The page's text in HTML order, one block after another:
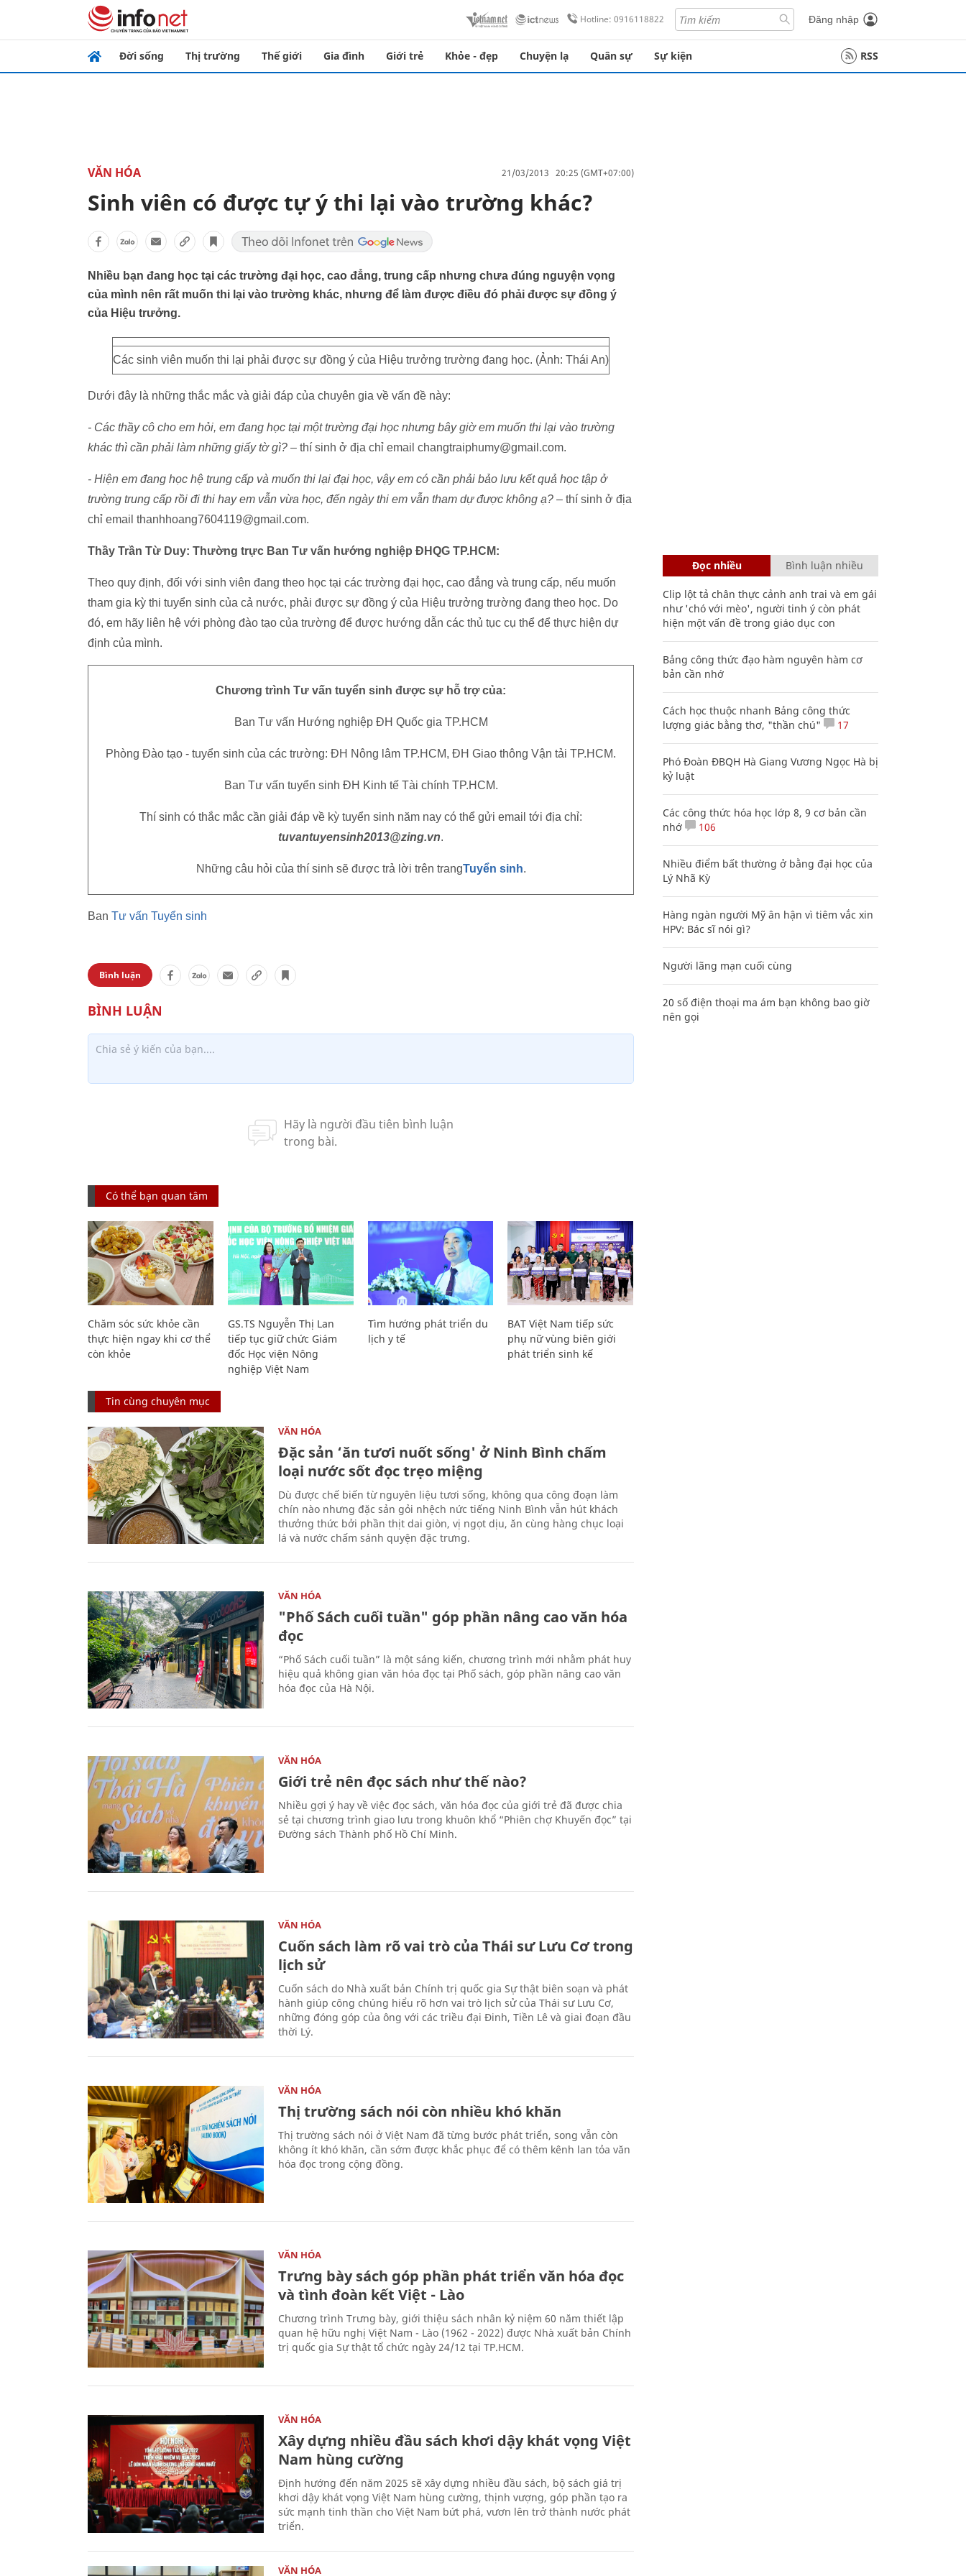
Hotline: 0916118822 Đăng nhập
Đời sống Thị trường Thế giới Gia đình Giới trẻ Khỏe - đẹp Chuyện lạ Quân sự Sự kiện RSS
VĂN HÓA 21/03/2013 20:25 (GMT+07:00)
Sinh viên có được tự ý thi lại vào trường khác?
Nhiều bạn đang học tại các trường đại học, cao đẳng, trung cấp nhưng chưa đúng nguyện vọng
của mình nên rất muốn thi lại vào trường khác, nhưng để làm được điều đó phải được sự đồng ý
của Hiệu trưởng.
Các sinh viên muốn thi lại phải được sự đồng ý của Hiệu trưởng trường đang học. (Ảnh: Thái An)
Dưới đây là những thắc mắc và giải đáp của chuyên gia về vấn đề này:
- Các thầy cô cho em hỏi, em đang học tại một trường đại học nhưng bây giờ em muốn thi lại vào trường
khác thì cần phải làm những giấy tờ gì? – thí sinh ở địa chỉ email changtraiphumy@gmail.com.
- Hiện em đang học hệ trung cấp và muốn thi lại đại học, vậy em có cần phải bảo lưu kết quả học tập ở
trường trung cấp rồi đi thi hay em vẫn vừa học, đến ngày thi em vẫn tham dự được không ạ? – thí sinh ở địa
chỉ email thanhhoang7604119@gmail.com.
Thầy Trần Từ Duy: Thường trực Ban Tư vấn hướng nghiệp ĐHQG TP.HCM:
Theo quy định, đối với sinh viên đang theo học tại các trường đại học, cao đẳng và trung cấp, nếu muốn
tham gia kỳ thi tuyển sinh của cả nước, phải được sự đồng ý của Hiệu trưởng trường đang theo học. Do
đó, em hãy liên hệ với phòng đào tạo của trường để được hướng dẫn các thủ tục cụ thể để thực hiện dự
định của mình.
Chương trình Tư vấn tuyển sinh được sự hỗ trợ của:
Ban Tư vấn Hướng nghiệp ĐH Quốc gia TP.HCM
Phòng Đào tạo - tuyển sinh của các trường: ĐH Nông lâm TP.HCM, ĐH Giao thông Vận tải TP.HCM.
Ban Tư vấn tuyển sinh ĐH Kinh tế Tài chính TP.HCM.
Thí sinh có thắc mắc cần giải đáp về kỳ tuyển sinh năm nay có thể gửi email tới địa chỉ:
tuvantuyensinh2013@zing.vn.
Những câu hỏi của thí sinh sẽ được trả lời trên trangTuyển sinh.
Ban Tư vấn Tuyển sinh
Bình luận
Có thể bạn quan tâm
Chăm sóc sức khỏe cần
thực hiện ngay khi cơ thể
còn khỏe
GS.TS Nguyễn Thị Lan
tiếp tục giữ chức Giám
đốc Học viện Nông
nghiệp Việt Nam
Tìm hướng phát triển du
lịch y tế
BAT Việt Nam tiếp sức
phụ nữ vùng biên giới
phát triển sinh kế
Tin cùng chuyên mục
VĂN HÓA
Đặc sản ‘ăn tươi nuốt sống' ở Ninh Bình chấm
loại nước sốt đọc trẹo miệng
Dù được chế biến từ nguyên liệu tươi sống, không qua công đoạn làm
chín nào nhưng đặc sản gỏi nhệch nức tiếng Ninh Bình vẫn hút khách
thưởng thức bởi phần thịt dai giòn, vị ngọt dịu, ăn cùng hàng chục loại
lá và nước chấm sánh quyện đặc trưng.
VĂN HÓA
"Phố Sách cuối tuần" góp phần nâng cao văn hóa
đọc
“Phố Sách cuối tuần” là một sáng kiến, chương trình mới nhằm phát huy
hiệu quả không gian văn hóa đọc tại Phố sách, góp phần nâng cao văn
hóa đọc của Hà Nội.
VĂN HÓA
Giới trẻ nên đọc sách như thế nào?
Nhiều gợi ý hay về việc đọc sách, văn hóa đọc của giới trẻ đã được chia
sẻ tại chương trình giao lưu trong khuôn khổ “Phiên chợ Khuyến đọc” tại
Đường sách Thành phố Hồ Chí Minh.
VĂN HÓA
Cuốn sách làm rõ vai trò của Thái sư Lưu Cơ trong
lịch sử
Cuốn sách do Nhà xuất bản Chính trị quốc gia Sự thật biên soạn và phát
hành giúp công chúng hiểu rõ hơn vai trò lịch sử của Thái sư Lưu Cơ,
những đóng góp của ông với các triều đại Đinh, Tiền Lê và giai đoạn đầu
thời Lý.
VĂN HÓA
Thị trường sách nói còn nhiều khó khăn
Thị trường sách nói ở Việt Nam đã từng bước phát triển, song vẫn còn
không ít khó khăn, cần sớm được khắc phục để có thêm kênh lan tỏa văn
hóa đọc trong cộng đồng.
VĂN HÓA
Trưng bày sách góp phần phát triển văn hóa đọc
và tình đoàn kết Việt - Lào
Chương trình Trưng bày, giới thiệu sách nhân kỷ niệm 60 năm thiết lập
quan hệ hữu nghị Việt Nam - Lào (1962 - 2022) được Nhà xuất bản Chính
trị quốc gia Sự thật tổ chức ngày 24/12 tại TP.HCM.
VĂN HÓA
Xây dựng nhiều đầu sách khơi dậy khát vọng Việt
Nam hùng cường
Định hướng đến năm 2025 sẽ xây dựng nhiều đầu sách, bộ sách giá trị
khơi dậy khát vọng Việt Nam hùng cường, thịnh vượng, góp phần tạo ra
sức mạnh tinh thần cho Việt Nam bứt phá, vươn lên trở thành nước phát
triển.
VĂN HÓA
Đọc nhiều Bình luận nhiều
Clip lột tả chân thực cảnh anh trai và em gái
như 'chó với mèo', người tinh ý còn phát
hiện một vấn đề trong giáo dục con
Bảng công thức đạo hàm nguyên hàm cơ
bản cần nhớ
Cách học thuộc nhanh Bảng công thức
lượng giác bằng thơ, "thần chú"
17
Phó Đoàn ĐBQH Hà Giang Vương Ngọc Hà bị
kỷ luật
Các công thức hóa học lớp 8, 9 cơ bản cần
nhớ
106
Nhiều điểm bất thường ở bằng đại học của
Lý Nhã Kỳ
Hàng ngàn người Mỹ ân hận vì tiêm vắc xin
HPV: Bác sĩ nói gì?
Người lãng mạn cuối cùng
20 số điện thoại ma ám bạn không bao giờ
nên gọi